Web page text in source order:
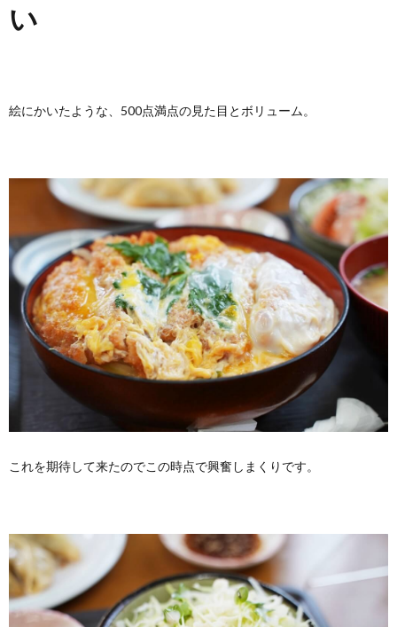
い
絵にかいたような、500点満点の見た目とボリューム。
これを期待して来たのでこの時点で興奮しまくりです。